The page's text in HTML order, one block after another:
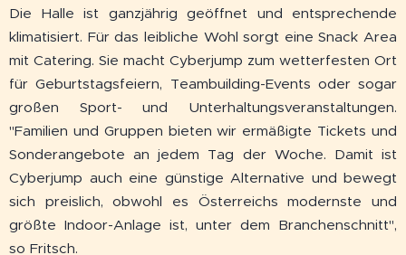
Die Halle ist ganzjährig geöffnet und entsprechende
klimatisiert. Für das leibliche Wohl sorgt eine Snack Area
mit Catering. Sie macht Cyberjump zum wetterfesten Ort
für Geburtstagsfeiern, Teambuilding-Events oder sogar
großen Sport- und Unterhaltungsveranstaltungen.
"Familien und Gruppen bieten wir ermäßigte Tickets und
Sonderangebote an jedem Tag der Woche. Damit ist
Cyberjump auch eine günstige Alternative und bewegt
sich preislich, obwohl es Österreichs modernste und
größte Indoor-Anlage ist, unter dem Branchenschnitt",
so Fritsch.